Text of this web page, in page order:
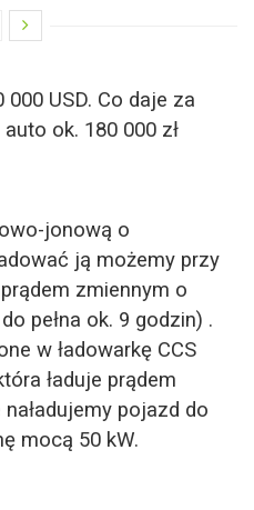
USD. Co daje za
ok. 180 000 zł
jonową o
ją możemy przy
zmiennym o
pełna ok. 9 godzin) .
w ładowarkę CCS
ładuje prądem
pojazd do
mocą 50 kW.